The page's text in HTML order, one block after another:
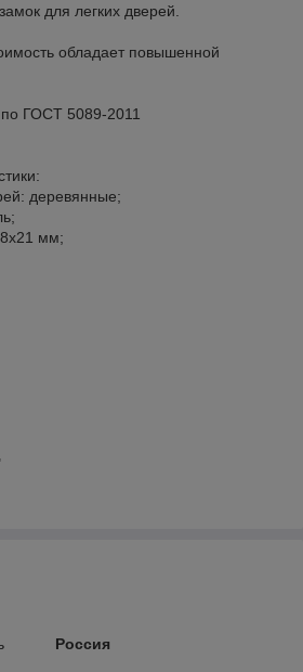
для легких дверей.
обладает повышенной
по ГОСТ 5089-2011
деревянные;
мм;
Россия